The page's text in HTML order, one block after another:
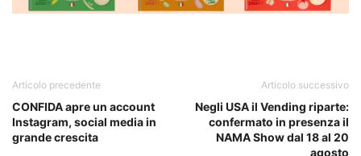
Articolo precedente
CONFIDA apre un account
Instagram, social media in
grande crescita
Articolo successivo
Negli USA il Vending riparte:
confermato in presenza il
NAMA Show dal 18 al 20
agosto